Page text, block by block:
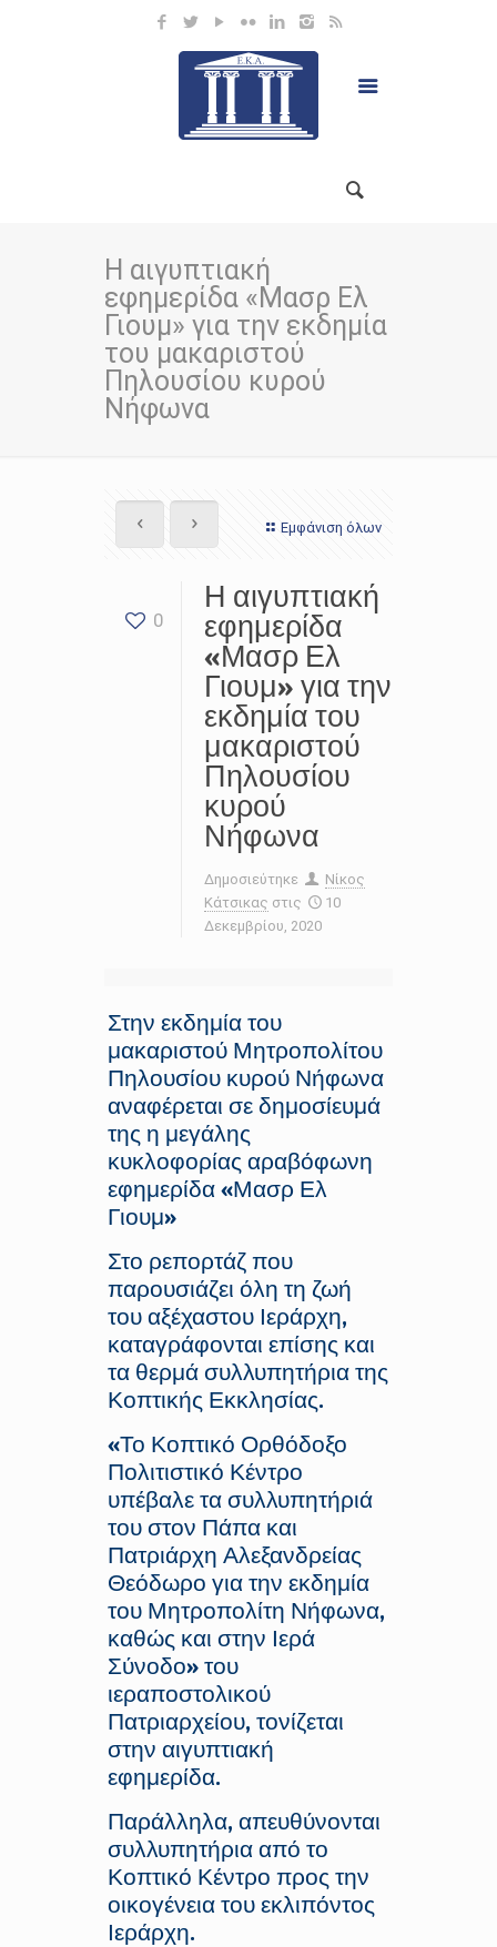
Η αιγυπτιακή
εφημερίδα «Μασρ Ελ
Γιουμ» για την εκδημία
του μακαριστού
Πηλουσίου κυρού
Νήφωνα
Εμφάνιση όλων
0
Η αιγυπτιακή
εφημερίδα
«Μασρ Ελ
Γιουμ» για την
εκδημία του
μακαριστού
Πηλουσίου
κυρού
Νήφωνα
Δημοσιεύτηκε
Νίκος
Κάτσικας στις
10
Δεκεμβρίου, 2020
Στην εκδημία του
μακαριστού Μητροπολίτου
Πηλουσίου κυρού Νήφωνα
αναφέρεται σε δημοσίευμά
της η μεγάλης
κυκλοφορίας αραβόφωνη
εφημερίδα «Μασρ Ελ
Γιουμ»
Στο ρεπορτάζ που
παρουσιάζει όλη τη ζωή
του αξέχαστου Ιεράρχη,
καταγράφονται επίσης και
τα θερμά συλλυπητήρια της
Κοπτικής Εκκλησίας.
«Το Κοπτικό Ορθόδοξο
Πολιτιστικό Κέντρο
υπέβαλε τα συλλυπητήριά
του στον Πάπα και
Πατριάρχη Αλεξανδρείας
Θεόδωρο για την εκδημία
του Μητροπολίτη Νήφωνα,
καθώς και στην Ιερά
Σύνοδο» του
ιεραποστολικού
Πατριαρχείου, τονίζεται
στην αιγυπτιακή
εφημερίδα.
Παράλληλα, απευθύνονται
συλλυπητήρια από το
Κοπτικό Κέντρο προς την
οικογένεια του εκλιπόντος
Ιεράρχη.